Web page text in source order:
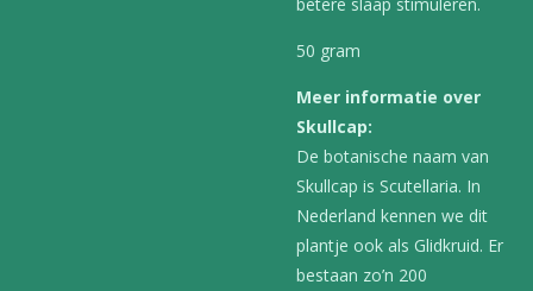
50 gram
Meer informatie over
Skullcap:
De botanische naam van
Skullcap is Scutellaria. In
Nederland kennen we dit
plantje ook als Glidkruid. Er
bestaan zo’n 200